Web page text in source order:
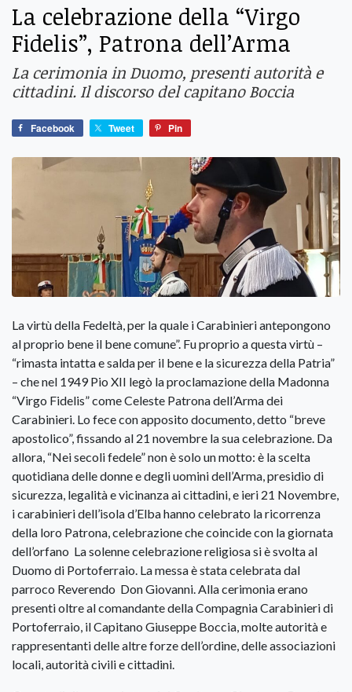
La celebrazione della “Virgo
Fidelis”, Patrona dell’Arma
La cerimonia in Duomo, presenti autorità e
cittadini. Il discorso del capitano Boccia
Facebook Tweet Pin
La virtù della Fedeltà, per la quale i Carabinieri antepongono
al proprio bene il bene comune”. Fu proprio a questa virtù –
“rimasta intatta e salda per il bene e la sicurezza della Patria”
– che nel 1949 Pio XII legò la proclamazione della Madonna
“Virgo Fidelis” come Celeste Patrona dell’Arma dei
Carabinieri. Lo fece con apposito documento, detto “breve
apostolico”, fissando al 21 novembre la sua celebrazione. Da
allora, “Nei secoli fedele” non è solo un motto: è la scelta
quotidiana delle donne e degli uomini dell’Arma, presidio di
sicurezza, legalità e vicinanza ai cittadini, e ieri 21 Novembre,
i carabinieri dell’isola d’Elba hanno celebrato la ricorrenza
della loro Patrona, celebrazione che coincide con la giornata
dell’orfano La solenne celebrazione religiosa si è svolta al
Duomo di Portoferraio. La messa è stata celebrata dal
parroco Reverendo Don Giovanni. Alla cerimonia erano
presenti oltre al comandante della Compagnia Carabinieri di
Portoferraio, il Capitano Giuseppe Boccia, molte autorità e
rappresentanti delle altre forze dell’ordine, delle associazioni
locali, autorità civili e cittadini.